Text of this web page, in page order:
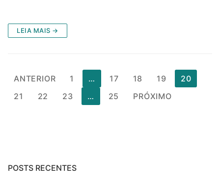
LEIA MAIS →
Paginação
de
ANTERIOR 1 … 17 18 19
20
21
22 23 … 25 PRÓXIMO
POSTS RECENTES